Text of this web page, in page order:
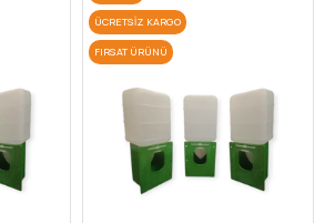
ÜCRETSIZ KARGO
FIRSAT ÜRÜNÜ